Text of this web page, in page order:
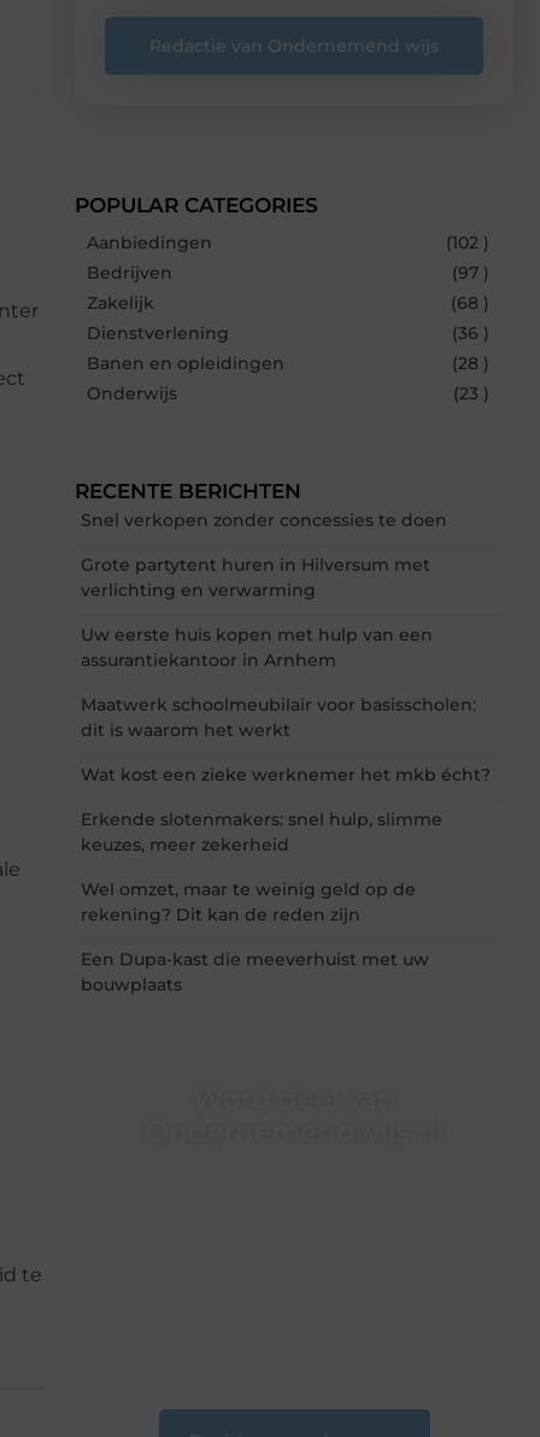
te
Redactie van Ondernemend wijs
POPULAR CATEGORIES
Aanbiedingen
(102 )
Bedrijven
(97 )
Zakelijk
(68 )
Dienstverlening
(36 )
Banen en opleidingen
(28 )
Onderwijs
(23 )
RECENTE BERICHTEN
Snel verkopen zonder concessies te doen
Grote partytent huren in Hilversum met
verlichting en verwarming
Uw eerste huis kopen met hulp van een
assurantiekantoor in Arnhem
Maatwerk schoolmeubilair voor basisscholen:
dit is waarom het werkt
Wat kost een zieke werknemer het mkb écht?
Erkende slotenmakers: snel hulp, slimme
keuzes, meer zekerheid
Wel omzet, maar te weinig geld op de
rekening? Dit kan de reden zijn
Een Dupa-kast die meeverhuist met uw
bouwplaats